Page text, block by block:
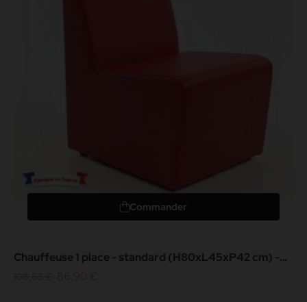
Commander
Chauffeuse 1 place - standard (H80xL45xP42 cm) -
simili cuir grainé...
86,90 €